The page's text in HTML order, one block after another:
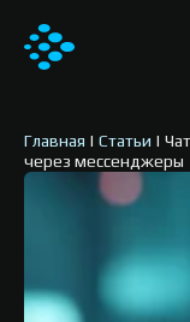
Главная | Статьи |
через мессенджеры